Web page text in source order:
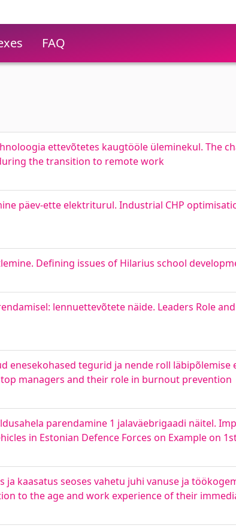
FAQ
ettevõtetes kaugtööle üleminekul. The
the transition to remote work
päev-ette elektriturul. Industrial CHP
Defining issues of Hilarius school
lennuettevõtete näide. Leaders Role
enesekohased tegurid ja nende roll läbipõlemise
managers and their role in burnout prevention
parendamine 1 jalaväebrigaadi näitel.
in Estonian Defence Forces on Example on
kaasatus seoses vahetu juhi vanuse ja
to the age and work experience of their